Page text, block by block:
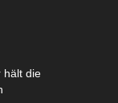
hält die